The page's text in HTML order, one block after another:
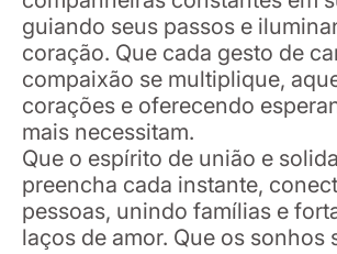
guiando seus passos e
coração. Que cada gesto de
compaixão se multiplique,
corações e oferecendo
mais necessitam.
Que o espírito de união e
preencha cada instante,
pessoas, unindo famílias e
laços de amor. Que os sonhos